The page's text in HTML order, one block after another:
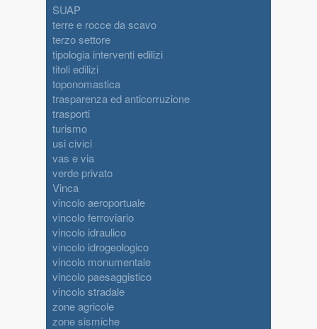
SUAP
terre e rocce da scavo
terzo settore
tipologia interventi edilizi
titoli edilizi
toponomastica
trasparenza ed anticorruzione
trasporti
turismo
usi civici
vas e via
verde privato
Vinca
vincolo aeroportuale
vincolo ferroviario
vincolo idraulico
vincolo idrogeologico
vincolo monumentale
vincolo paesaggistico
vincolo stradale
zone agricole
zone sismiche